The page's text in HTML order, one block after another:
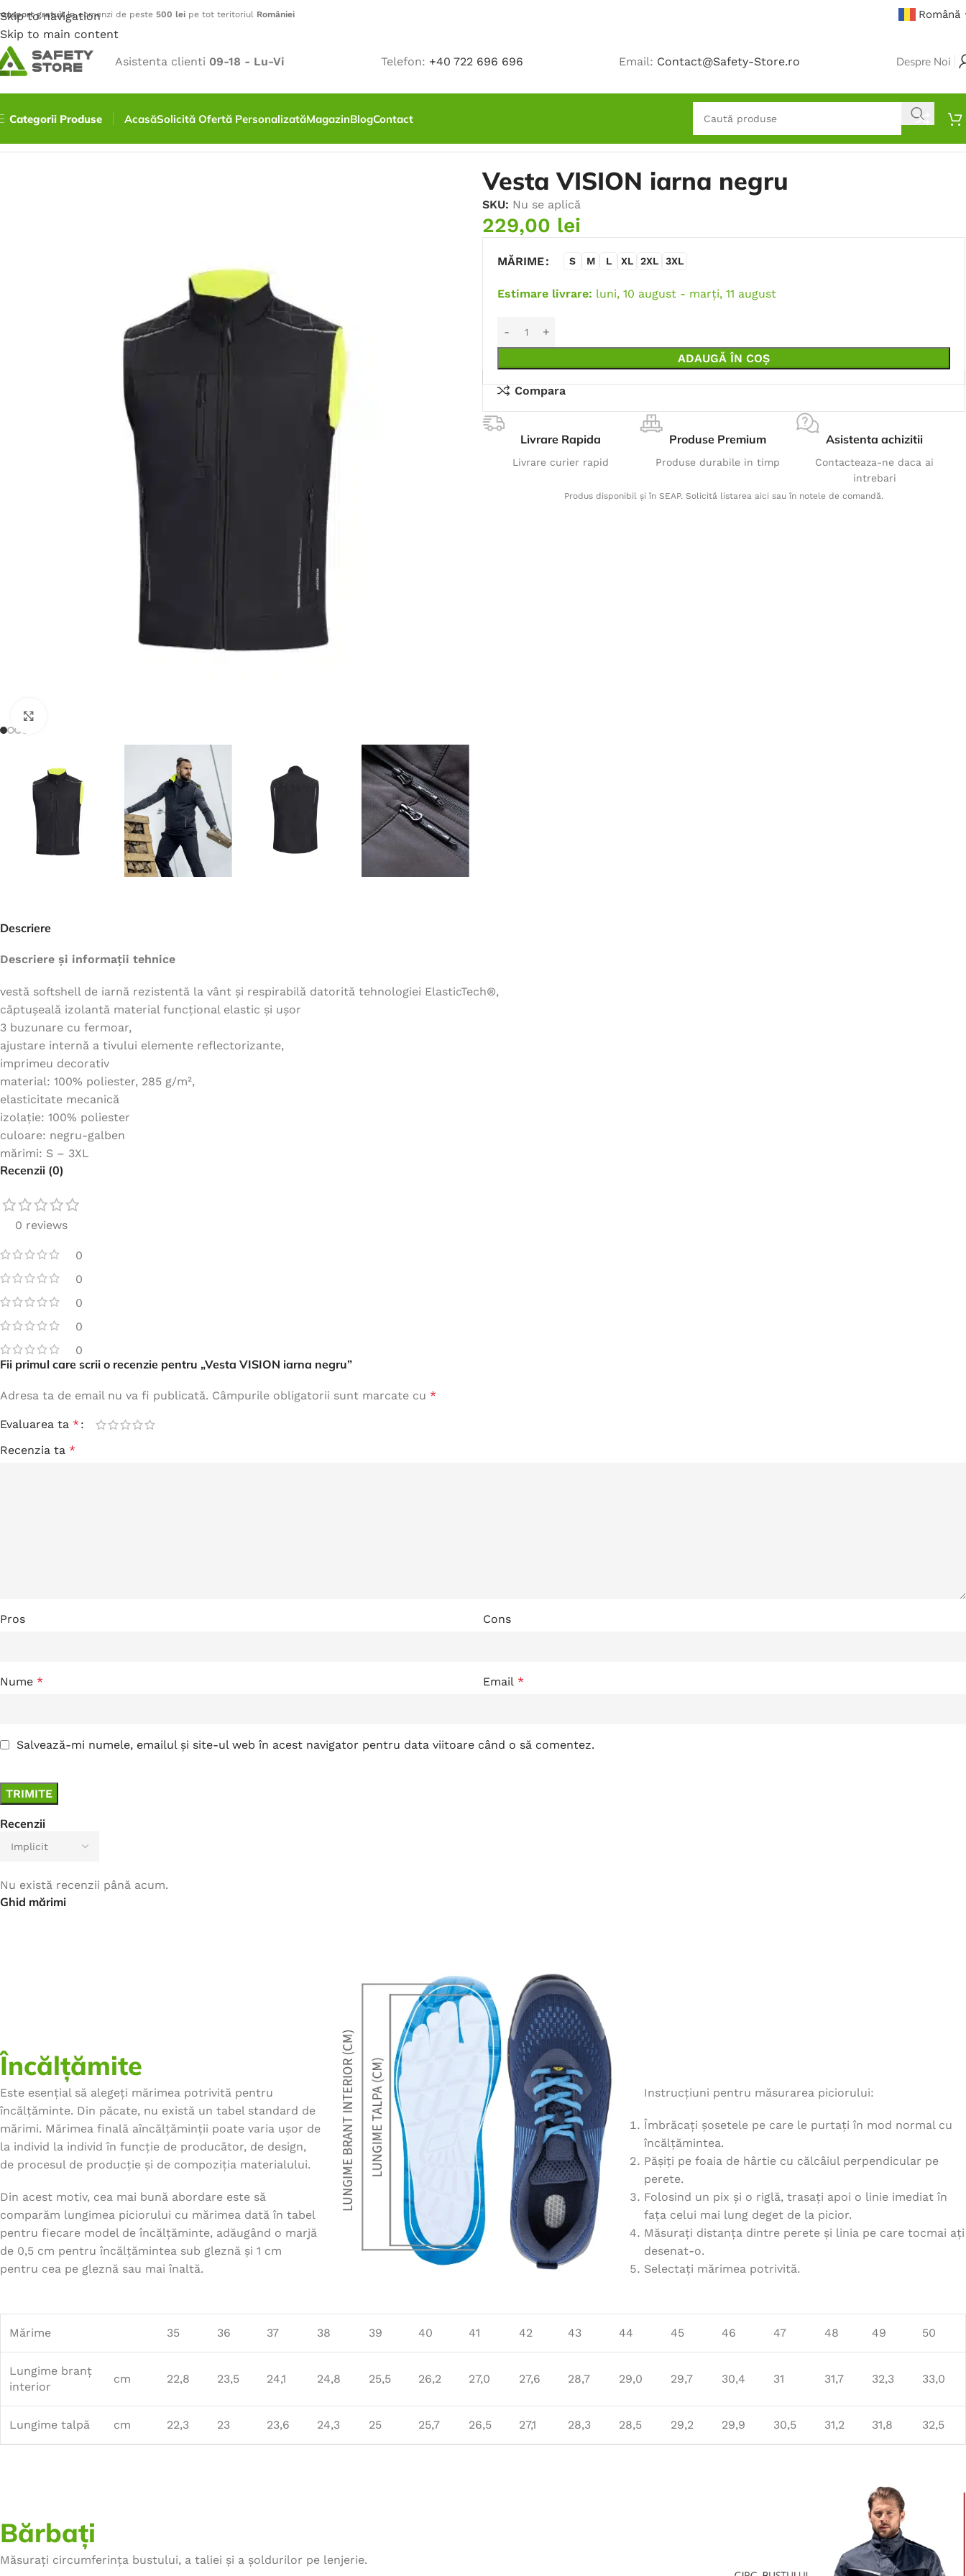
Skip to navigation
Skip to main content
gratuitla comenzi de peste 500 lei pe tot teritoriul României Română
Asistenta clienti 09-18 - Lu-Vi Telefon: +40 722 696 696 Email: Contact@Safety-Store.ro Despre Noi
Categorii Produse
ÎMBRĂCĂMINTE ȘI ECHIPAMENT DE LUCRU
Costume
Combinezoane
Halate
Șorțuri
Îmbrăcăminte de Lucru
AcasăSolicită Ofertă PersonalizatăMagazinBlogContact
Vesta VISION iarna negru
SKU: Nu se aplică
229,00 lei
MĂRIME S M L XL 2XL 3XL
Estimare livrare: luni, 10 august - marți, 11 august
ADAUGĂ ÎN COȘ
Compara
Livrare Rapida
Livrare curier rapid
Produse Premium
Produse durabile in timp
Asistenta achizitii
Contacteaza-ne daca ai
intrebari
Produs disponibil și în SEAP. Solicită listarea aici sau în notele de comandă.
Descriere
Descriere și informații tehnice
vestă softshell de iarnă rezistentă la vânt și respirabilă datorită tehnologiei ElasticTech®,
căptușeală izolantă material funcțional elastic și ușor
3 buzunare cu fermoar,
ajustare internă a tivului elemente reflectorizante,
imprimeu decorativ
material: 100% poliester, 285 g/m²,
elasticitate mecanică
izolație: 100% poliester
culoare: negru-galben
mărimi: S – 3XL
Recenzii (0)
0 reviews
0
0
0
0
0
Recenzii
Nu există recenzii până acum.
Fii primul care scrii o recenzie pentru „Vesta VISION iarna negru”
Adresa ta de email nu va fi publicată. Câmpurile obligatorii sunt marcate cu *
Evaluarea ta *
Recenzia ta *
Pros Cons
Nume * Email *
Salvează-mi numele, emailul și site-ul web în acest navigator pentru data viitoare când o să comentez.
Ghid mărimi
Încălțămite
Este esențial să alegeți mărimea potrivită pentru
încălțăminte. Din păcate, nu există un tabel standard de
mărimi. Mărimea finală aîncălțăminții poate varia ușor de
la individ la individ în funcție de producător, de design,
de procesul de producție și de compoziția materialului.
Din acest motiv, cea mai bună abordare este să
comparăm lungimea piciorului cu mărimea dată în tabel
pentru fiecare model de încălțăminte, adăugând o marjă
de 0,5 cm pentru încălțămintea sub gleznă și 1 cm
pentru cea pe gleznă sau mai înaltă.
Instrucțiuni pentru măsurarea piciorului:
Îmbrăcați șosetele pe care le purtați în mod normal cu
încălțămintea.
Pășiți pe foaia de hârtie cu călcâiul perpendicular pe
perete.
Folosind un pix și o riglă, trasați apoi o linie imediat în
fața celui mai lung deget de la picior.
Măsurați distanța dintre perete și linia pe care tocmai ați
desenat-o.
Selectați mărimea potrivită.
Mărime 35 36 37 38 39 40 41 42 43 44 45 46 47 48 49 50
Lungime branț
interior
cm 22,8 23,5 24,1 24,8 25,5 26,2 27,0 27,6 28,7 29,0 29,7 30,4 31 31,7 32,3 33,0
Lungime talpă cm 22,3 23 23,6 24,3 25 25,7 26,5 27,1 28,3 28,5 29,2 29,9 30,5 31,2 31,8 32,5
Bărbați
Măsurați circumferința bustului, a taliei și a șoldurilor pe lenjerie.